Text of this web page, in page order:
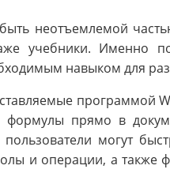
неотъемлемой
учебники. Именно
навыком для
программой
формулы прямо в
могут
и операции, а также